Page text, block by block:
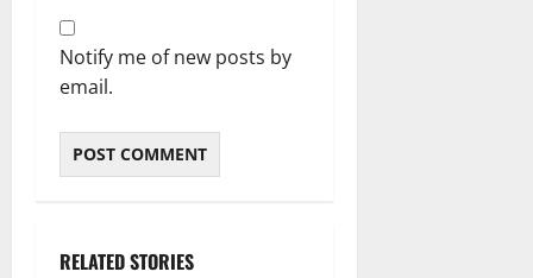
Notify me of new posts by
email.
RELATED STORIES